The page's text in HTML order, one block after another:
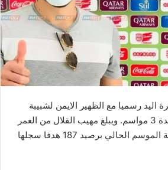
اليد رسميا مع الظهير الايمن لشبيبة
الشيحية مهيب القلال لمدة 3 مواسم. ويبلغ مهيب القلال من العمر
25 سنة وهو هداف بطولة الموسم الحالي برصيد 187 هدفا سجلها